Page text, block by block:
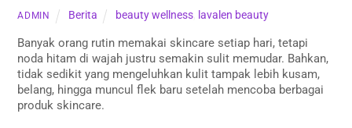
ADMIN Berita beauty wellness, lavalen beauty
Banyak orang rutin memakai skincare setiap hari, tetapi
noda hitam di wajah justru semakin sulit memudar. Bahkan,
tidak sedikit yang mengeluhkan kulit tampak lebih kusam,
belang, hingga muncul flek baru setelah mencoba berbagai
produk skincare.